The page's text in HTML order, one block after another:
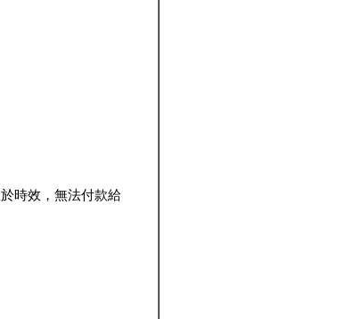
時效，無法付款給